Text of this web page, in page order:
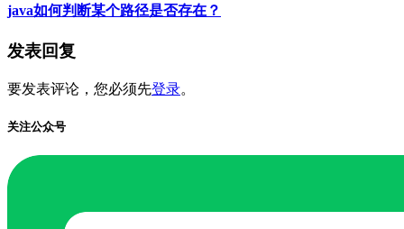
java如何判断某个路径是否存在？
发表回复
要发表评论，您必须先登录。
关注公众号